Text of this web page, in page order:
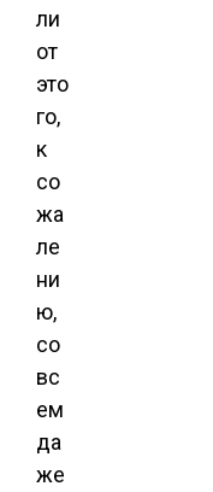
ли
от
это
го,
к
со
жа
ле
ни
ю,
со
вс
ем
да
же